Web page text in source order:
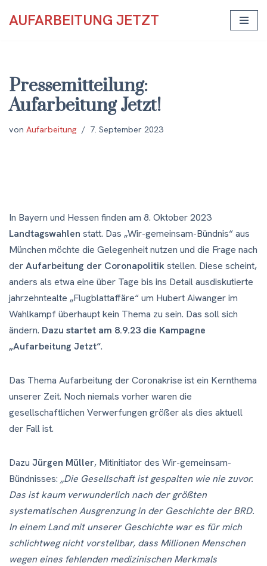
AUFARBEITUNG JETZT
Pressemitteilung:
Aufarbeitung Jetzt!
von Aufarbeitung 7. September 2023
In Bayern und Hessen finden am 8. Oktober 2023
Landtagswahlen statt. Das „Wir-gemeinsam-Bündnis“ aus
München möchte die Gelegenheit nutzen und die Frage nach
derAufarbeitung der Coronapolitikstellen. Diese scheint,
anders als etwa eine über Tage bis ins Detail ausdiskutierte
jahrzehntealte „Flugblattaffäre“ um Hubert Aiwanger im
Wahlkampf überhaupt kein Thema zu sein. Das soll sich
ändern. Dazu startet am 8.9.23 die Kampagne
„Aufarbeitung Jetzt“.
Das Thema Aufarbeitung der Coronakrise ist ein Kernthema
unserer Zeit. Noch niemals vorher waren die
gesellschaftlichen Verwerfungen größer als dies aktuell
der Fall ist.
Dazu Jürgen Müller, Mitinitiator des Wir-gemeinsam-
Bündnisses: „Die Gesellschaft ist gespalten wie nie zuvor.
Das ist kaum verwunderlich nach der größten
systematischen Ausgrenzung in der Geschichte der BRD.
In einem Land mit unserer Geschichte war es für mich
schlichtweg nicht vorstellbar, dass Millionen Menschen
wegen eines fehlenden medizinischen Merkmals